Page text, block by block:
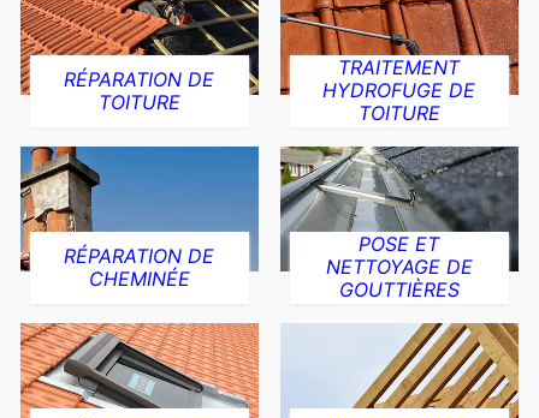
RÉPARATION DE
TOITURE
TRAITEMENT
HYDROFUGE DE
TOITURE
RÉPARATION DE
CHEMINÉE
POSE ET
NETTOYAGE DE
GOUTTIÈRES